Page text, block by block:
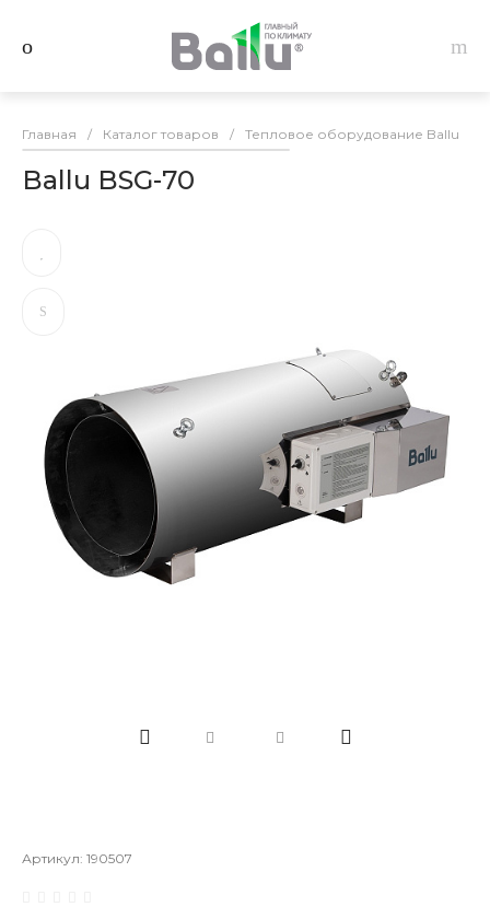
Главная / Каталог товаров / Тепловое оборудование Ballu
Ballu BSG-70
Артикул: 190507